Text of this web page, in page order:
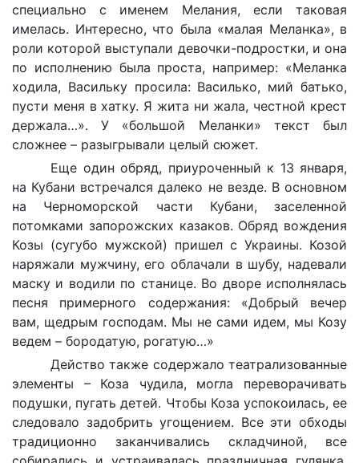
специально с именем Мелания, если таковая
имелась. Интересно, что была «малая Меланка», в
роли которой выступали девочки-подростки, и она
по исполнению была проста, например: «Меланка
ходила, Васильку просила: Василько, мий батько,
пусти меня в хатку. Я жита ни жала, честной крест
держала…». У «большой Меланки» текст был
сложнее – разыгрывали целый сюжет.
Еще один обряд, приуроченный к 13 января,
на Кубани встречался далеко не везде. В основном
на Черноморской части Кубани, заселенной
потомками запорожских казаков. Обряд вождения
Козы (сугубо мужской) пришел с Украины. Козой
наряжали мужчину, его облачали в шубу, надевали
маску и водили по станице. Во дворе исполнялась
песня примерного содержания: «Добрый вечер
вам, щедрым господам. Мы не сами идем, мы Козу
ведем – бородатую, рогатую…»
Действо также содержало театрализованные
элементы – Коза чудила, могла переворачивать
подушки, пугать детей. Чтобы Коза успокоилась, ее
следовало задобрить угощением. Все эти обходы
традиционно заканчивались складчиной, все